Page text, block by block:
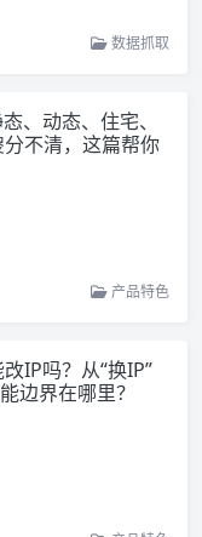
数据抓取
、动态、住宅、
不清，这篇帮你
产品特色
IP吗？从“换IP”
边界在哪里？